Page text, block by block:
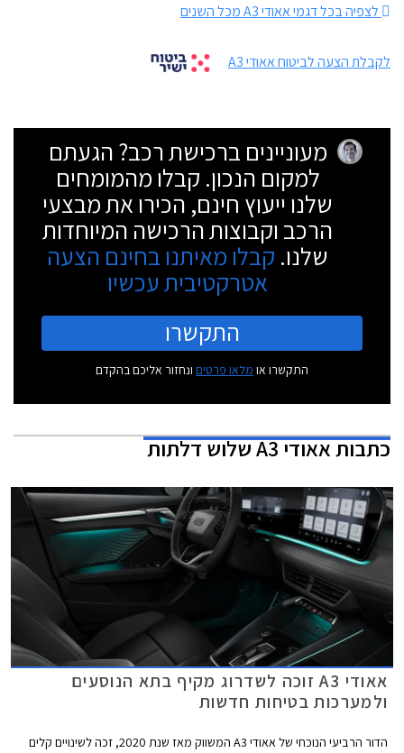
לצפיה בכל דגמי אאודי A3 מכל השנים
לקבלת הצעה לביטוח אאודי A3
מעוניינים ברכישת רכב? הגעתם
למקום הנכון. קבלו מהמומחים
שלנו ייעוץ חינם, הכירו את מבצעי
הרכב וקבוצות הרכישה המיוחדות
שלנו. קבלו מאיתנו בחינם הצעה
אטרקטיבית עכשיו
התקשרו
התקשרו או מלאו פרטים ונחזור אליכם בהקדם
כתבותאאודי A3 שלוש דלתות
אאודי A3 זוכה לשדרוג מקיף בתא הנוסעים
ולמערכות בטיחות חדשות
הדור הרביעי הנוכחי של אאודי A3 המשווק מאז שנת 2020, זכה לשינויים קלים